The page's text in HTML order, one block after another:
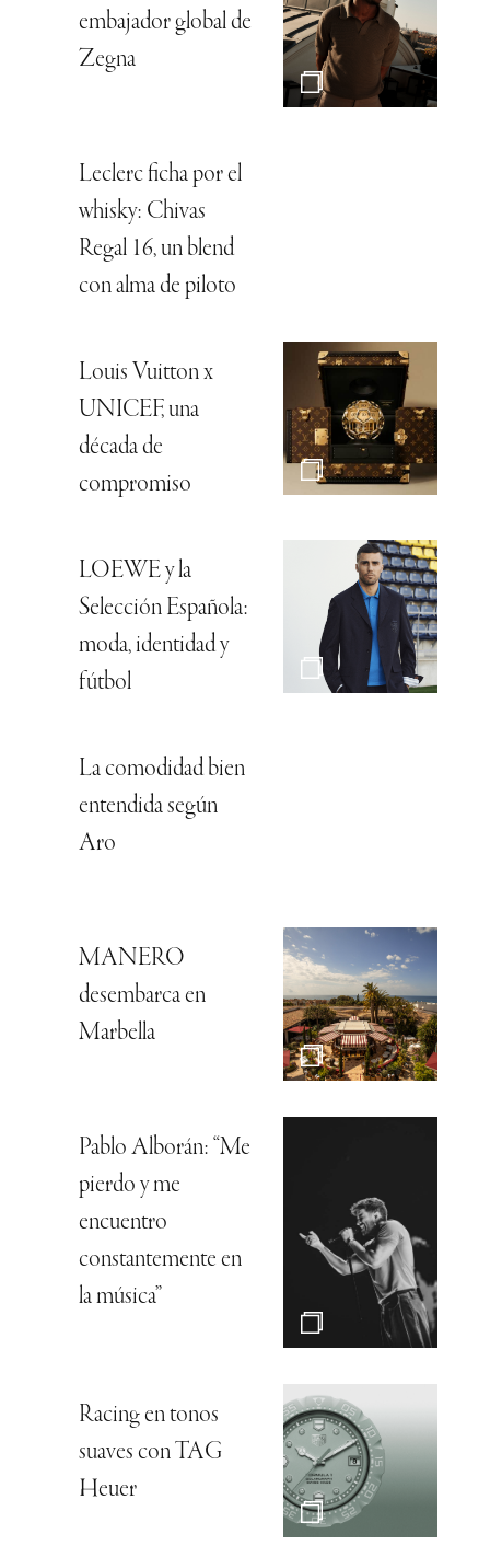
embajador global de
Zegna
Leclerc ficha por el
whisky: Chivas
Regal 16, un blend
con alma de piloto
Louis Vuitton x
UNICEF, una
década de
compromiso
LOEWE y la
Selección Española:
moda, identidad y
fútbol
La comodidad bien
entendida según
Aro
MANERO
desembarca en
Marbella
Pablo Alborán: “Me
pierdo y me
encuentro
constantemente en
la música”
Racing en tonos
suaves con TAG
Heuer